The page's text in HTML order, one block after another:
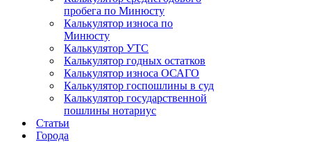
пробега по Минюсту
Калькулятор износа по
Минюсту
Калькулятор УТС
Калькулятор годных остатков
Калькулятор износа ОСАГО
Калькулятор госпошлины в суд
Калькулятор государственной
пошлины нотариус
Статьи
Города